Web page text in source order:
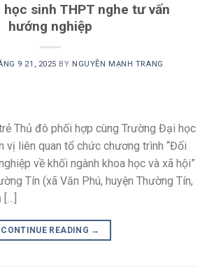
học sinh THPT nghe tư vấn
hướng nghiệp
9 21, 2025 BY NGUYỄN MẠNH TRANG
Thủ đô phối hợp cùng Trường Đại học
vị liên quan tổ chức chương trình “Đối
về khối ngành khoa học và xã hội”
Tín (xã Văn Phú, huyện Thường Tín,
CONTINUE READING →